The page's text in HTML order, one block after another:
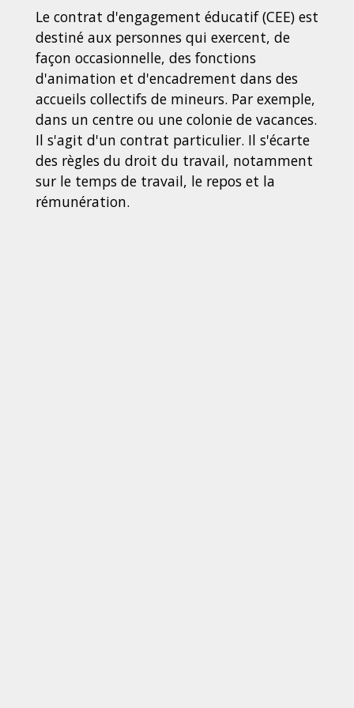
Le contrat d'engagement éducatif (CEE) est
destiné aux personnes qui exercent, de
façon occasionnelle, des fonctions
d'animation et d'encadrement dans des
accueils collectifs de mineurs. Par exemple,
dans un centre ou une colonie de vacances.
Il s'agit d'un contrat particulier. Il s'écarte
des règles du droit du travail, notamment
sur le temps de travail, le repos et la
rémunération.